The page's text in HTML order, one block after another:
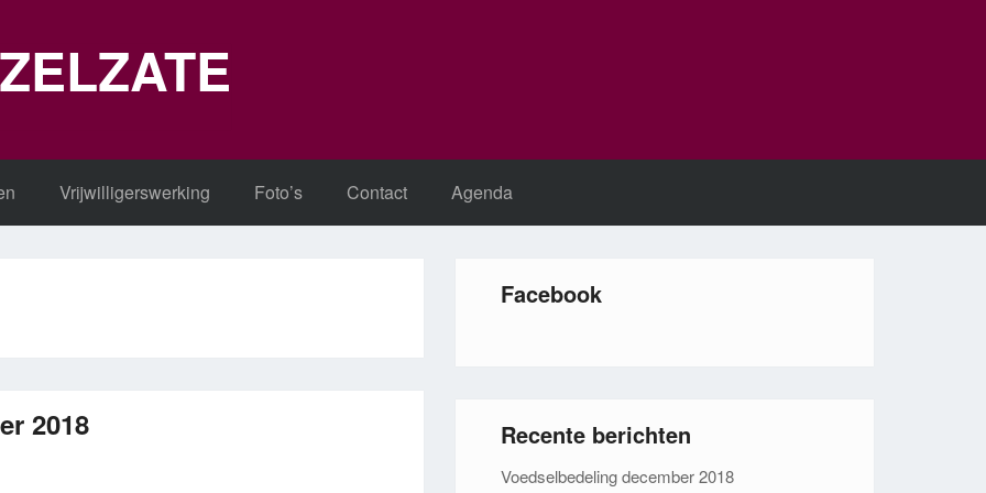
Vrijwilligerswerking Foto’s Contact Agenda
2018
Facebook
Recente berichten
Voedselbedeling december 2018